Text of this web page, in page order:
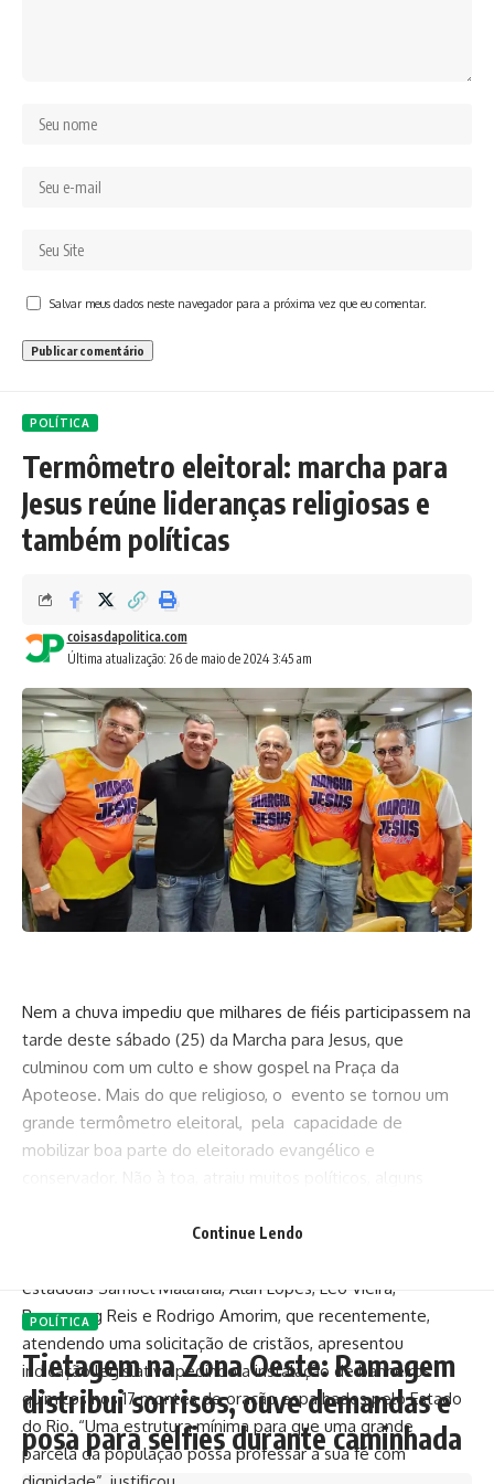
Salvar meus dados neste navegador para a próxima vez que eu comentar.
POLÍTICA
Termômetro eleitoral: marcha para
Jesus reúne lideranças religiosas e
também políticas
Última atualização: 26 de maio de 2024 3:45 am
coisasdapolitica.com
Nem a chuva impediu que milhares de fiéis participassem na
tarde deste sábado (25) da Marcha para Jesus, que
culminou com um culto e show gospel na Praça da
Apoteose. Mais do que religioso, o evento se tornou um
grande termômetro eleitoral, pela capacidade de
mobilizar boa parte do eleitorado evangélico e
Marcaram presença o governador Cláudio Castro, o
estaduais Samuel Malafaia, Alan Lopes, Leo Vieira,
Rosenverg Reis e Rodrigo Amorim, que recentemente,
atendendo uma solicitação de cristãos, apresentou
indicação legislativa pedindo a instalação de banheiros
químicos nos 17 montes de oração espalhados pelo Estado
do Rio. “Uma estrutura mínima para que uma grande
parcela da população possa professar a sua fé com
Continue Lendo
POLÍTICA
Tietagem na Zona Oeste: Ramagem
distribui sorrisos, ouve demandas e
posa para selfies durante caminhada